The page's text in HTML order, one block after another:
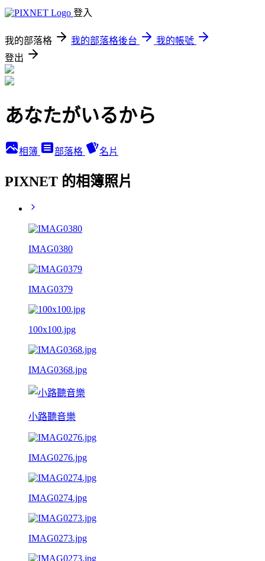
登入
我的部落格 我的部落格後台
我的帳號
登出
あなたがいるから
相簿 部落格 名片
PIXNET 的相簿照片
IMAG0380
IMAG0379
100x100.jpg
IMAG0368.jpg
小路聽音樂
IMAG0276.jpg
IMAG0274.jpg
IMAG0273.jpg